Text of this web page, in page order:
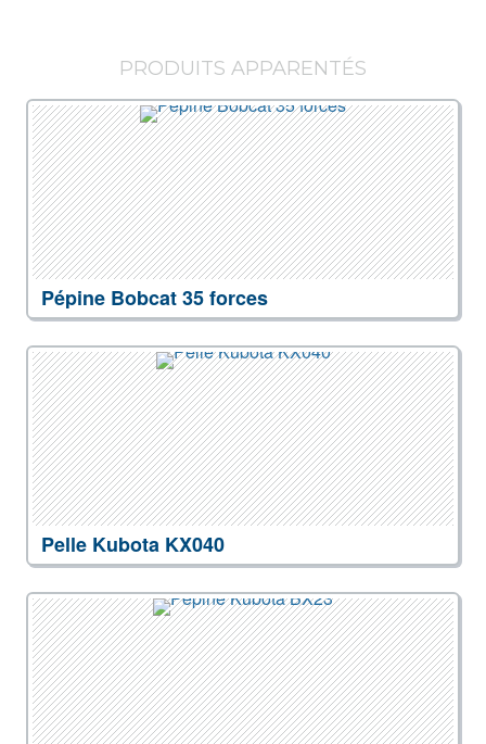
PRODUITS APPARENTÉS
Pépine Bobcat 35 forces
Pelle Kubota KX040